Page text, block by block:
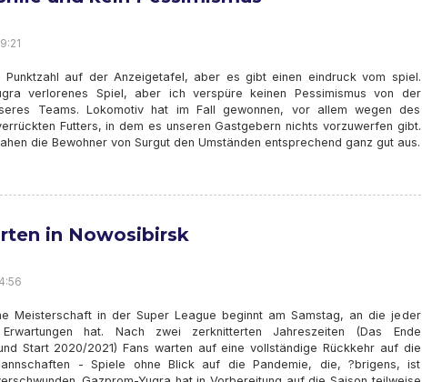
Punktzahl auf der Anzeigetafel, aber es gibt einen eindruck vom spiel.
verlorenes Spiel, aber ich verspüre keinen Pessimismus von der
Teams. Lokomotiv hat im Fall gewonnen, vor allem wegen des
Futters, in dem es unseren Gastgebern nichts vorzuwerfen gibt.
die Bewohner von Surgut den Umständen entsprechend ganz gut aus.
in Nowosibirsk
Meisterschaft in der Super League beginnt am Samstag, an die jeder
hat. Nach zwei zerknitterten Jahreszeiten (Das Ende
Start 2020/2021) Fans warten auf eine vollständige Rückkehr auf die
- Spiele ohne Blick auf die Pandemie, die, ?brigens, ist